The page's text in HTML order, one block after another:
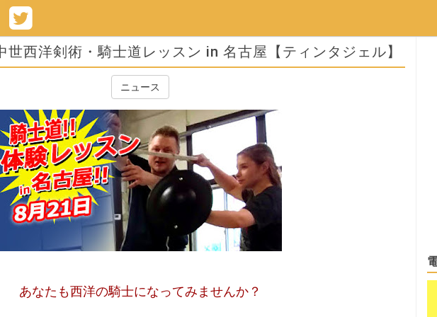
世西洋剣術・騎士道レッスン in 名古屋【ティンタジェル】
ニュース
あなたも西洋の騎士になってみませんか？